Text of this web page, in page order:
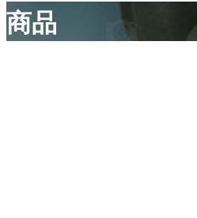
商品